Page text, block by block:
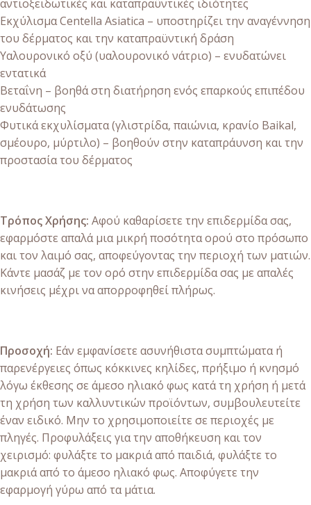
αντιοξειδωτικές και καταπραϋντικές ιδιότητες
Εκχύλισμα Centella Asiatica – υποστηρίζει την αναγέννηση
του δέρματος και την καταπραϋντική δράση
Υαλουρονικό οξύ (υαλουρονικό νάτριο) – ενυδατώνει
εντατικά
Βεταΐνη – βοηθά στη διατήρηση ενός επαρκούς επιπέδου
ενυδάτωσης
Φυτικά εκχυλίσματα (γλιστρίδα, παιώνια, κρανίο Baikal,
σμέουρο, μύρτιλο) – βοηθούν στην καταπράυνση και την
προστασία του δέρματος
Τρόπος Χρήσης: Αφού καθαρίσετε την επιδερμίδα σας,
εφαρμόστε απαλά μια μικρή ποσότητα ορού στο πρόσωπο
και τον λαιμό σας, αποφεύγοντας την περιοχή των ματιών.
Κάντε μασάζ με τον ορό στην επιδερμίδα σας με απαλές
κινήσεις μέχρι να απορροφηθεί πλήρως.
Προσοχή: Εάν εμφανίσετε ασυνήθιστα συμπτώματα ή
παρενέργειες όπως κόκκινες κηλίδες, πρήξιμο ή κνησμό
λόγω έκθεσης σε άμεσο ηλιακό φως κατά τη χρήση ή μετά
τη χρήση των καλλυντικών προϊόντων, συμβουλευτείτε
έναν ειδικό. Μην το χρησιμοποιείτε σε περιοχές με
πληγές. Προφυλάξεις για την αποθήκευση και τον
χειρισμό: φυλάξτε το μακριά από παιδιά, φυλάξτε το
μακριά από το άμεσο ηλιακό φως. Αποφύγετε την
εφαρμογή γύρω από τα μάτια.